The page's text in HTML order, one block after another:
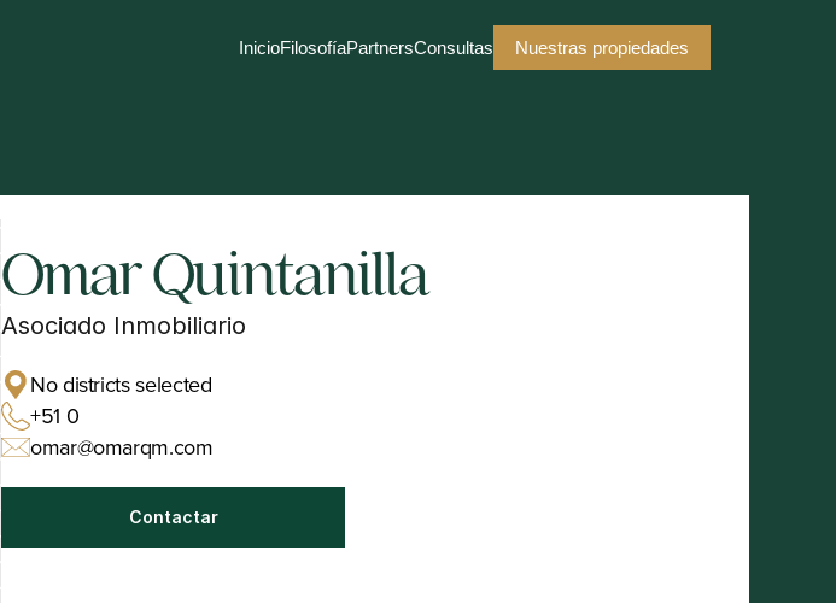
Omar Quintanilla
Asociado Inmobiliario
No districts selected
+51 0
omar@omarqm.com
Contactar
InicioFilosofíaPartnersConsultas Nuestras propiedades